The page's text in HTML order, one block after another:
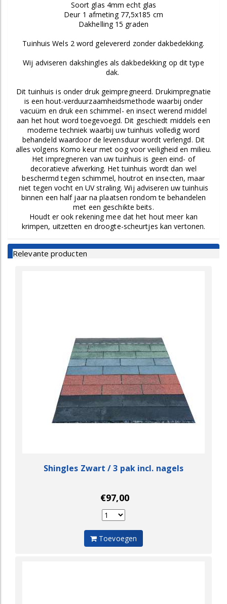
Soort glas 4mm echt glas
Deur 1 afmeting 77,5x185 cm
Dakhelling 15 graden
Tuinhuis Wels 2 word gelevererd zonder dakbedekking.
Wij adviseren dakshingles als dakbedekking op dit type
dak.
Dit tuinhuis is onder druk geimpregneerd. Drukimpregnatie
is een hout-verduurzaamheidsmethode waarbij onder
vacuüm en druk een schimmel- en insect werend middel
aan het hout word toegevoegd. Dit geschiedt middels een
moderne techniek waarbij uw tuinhuis volledig word
behandeld waardoor de levensduur wordt verlengd. Dit
alles volgens Komo keur met oog voor veiligheid en milieu.
Het impregneren van uw tuinhuis is geen eind- of
decoratieve afwerking. Het tuinhuis wordt dan wel
beschermd tegen schimmel, houtrot en insecten, maar
niet tegen vocht en UV straling. Wij adviseren uw tuinhuis
binnen een half jaar na plaatsen rondom te behandelen
met een geschikte beits.
Houdt er ook rekening mee dat het hout meer kan
krimpen, uitzetten en droogte-scheurtjes kan vertonen.
Relevante producten
Shingles Zwart / 3 pak incl. nagels
€97,00
Toevoegen